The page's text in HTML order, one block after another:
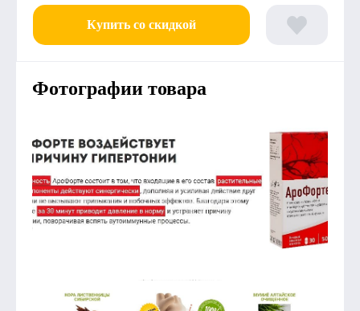
Купить со скидкой
Фотографии товара